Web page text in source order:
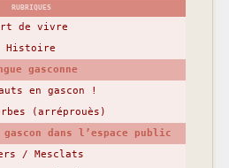
RUBRIQUES
de vivre
Histoire
gasconne
en gascon !
(arréprouès)
dans l’espace public
/ Mesclats